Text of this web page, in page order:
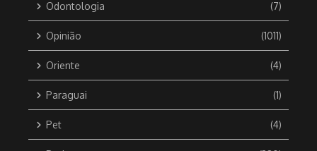
Odontologia (7)
Opinião (1011)
Oriente (4)
Paraguai (1)
Pet (4)